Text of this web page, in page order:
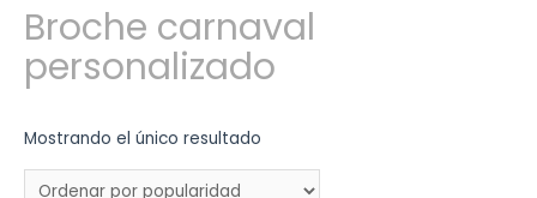
Broche carnaval
personalizado
Mostrando el único resultado